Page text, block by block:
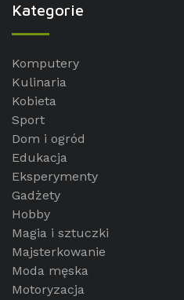
Kategorie
Komputery
Kulinaria
Kobieta
Sport
Dom i ogród
Edukacja
Eksperymenty
Gadżety
Hobby
Magia i sztuczki
Majsterkowanie
Moda męska
Motoryzacja